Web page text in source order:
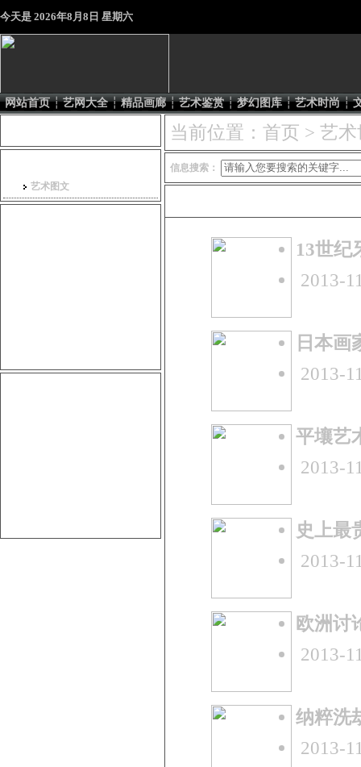
今天是 2026年8月8日 星期六
网站首页 ┆ 艺网大全 ┆ 精品画廊 ┆ 艺术鉴赏 ┆ 梦幻图库 ┆ 艺术时尚 ┆
艺术图文
当前位置： 首页 > 艺
信息搜索：
13世纪
2013-
日本画
2013-
平壤艺
2013-
史上最
2013-
欧洲讨
2013-
纳粹洗
2013-